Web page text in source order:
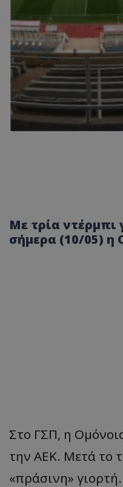
Με τρία ντέρμπι
σήμερα (10/05) η
Στο ΓΣΠ, η
την ΑΕΚ. Μετά το
«πράσινη» γιορτή.